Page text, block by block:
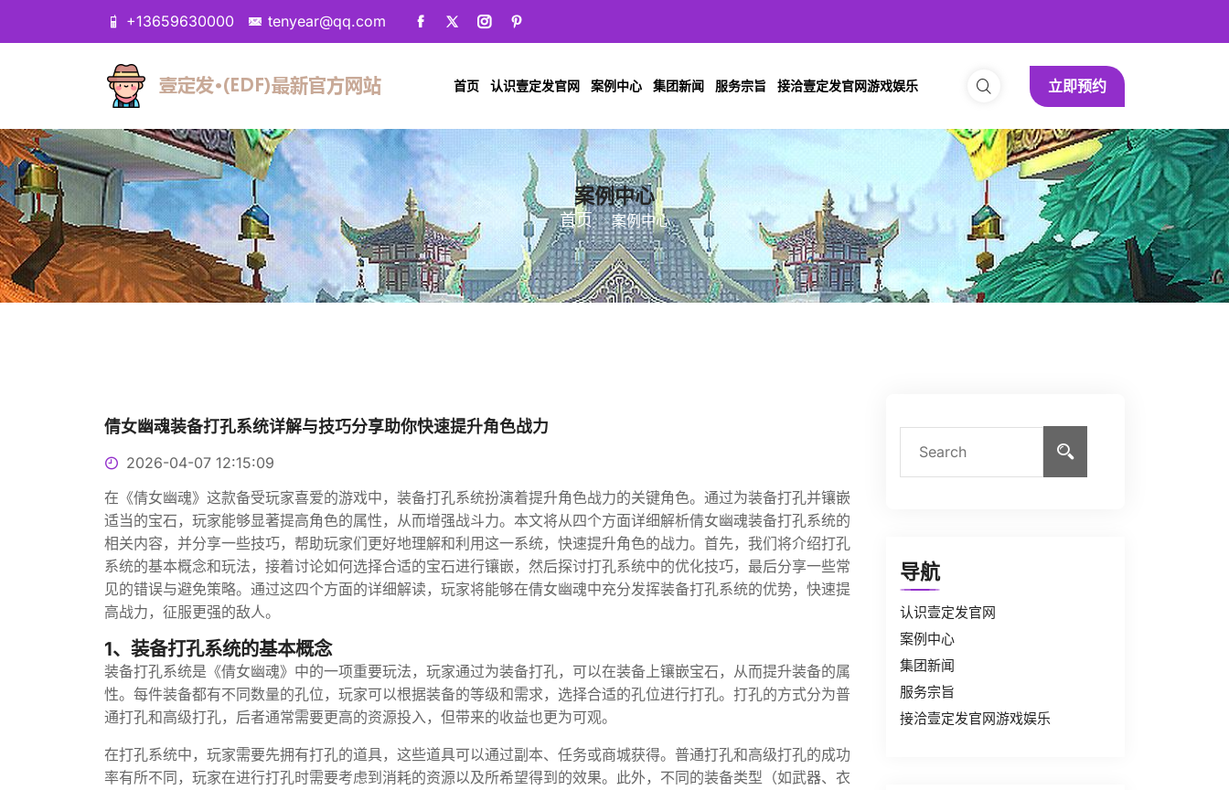
+13659630000 tenyear@qq.com
首页 认识壹定发官网 案例中心 集团新闻 服务宗旨 接洽壹定发官网游戏娱乐 立即预约
案例中心
首页 案例中心
倩女幽魂装备打孔系统详解与技巧分享助你快速提升角色战力
2026-04-07 12:15:09
在《倩女幽魂》这款备受玩家喜爱的游戏中，装备打孔系统扮演着提升角色战力的关键角色。通过为装备打孔并镶嵌
适当的宝石，玩家能够显著提高角色的属性，从而增强战斗力。本文将从四个方面详细解析倩女幽魂装备打孔系统的
相关内容，并分享一些技巧，帮助玩家们更好地理解和利用这一系统，快速提升角色的战力。首先，我们将介绍打孔
系统的基本概念和玩法，接着讨论如何选择合适的宝石进行镶嵌，然后探讨打孔系统中的优化技巧，最后分享一些常
见的错误与避免策略。通过这四个方面的详细解读，玩家将能够在倩女幽魂中充分发挥装备打孔系统的优势，快速提
高战力，征服更强的敌人。
1、装备打孔系统的基本概念
装备打孔系统是《倩女幽魂》中的一项重要玩法，玩家通过为装备打孔，可以在装备上镶嵌宝石，从而提升装备的属
性。每件装备都有不同数量的孔位，玩家可以根据装备的等级和需求，选择合适的孔位进行打孔。打孔的方式分为普
通打孔和高级打孔，后者通常需要更高的资源投入，但带来的收益也更为可观。
在打孔系统中，玩家需要先拥有打孔的道具，这些道具可以通过副本、任务或商城获得。普通打孔和高级打孔的成功
率有所不同，玩家在进行打孔时需要考虑到消耗的资源以及所希望得到的效果。此外，不同的装备类型（如武器、衣
导航
认识壹定发官网
案例中心
集团新闻
服务宗旨
接洽壹定发官网游戏娱乐